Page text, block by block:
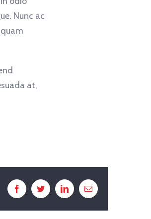
Nunc ac
at,
FacebookTwitterLinkedInEmail